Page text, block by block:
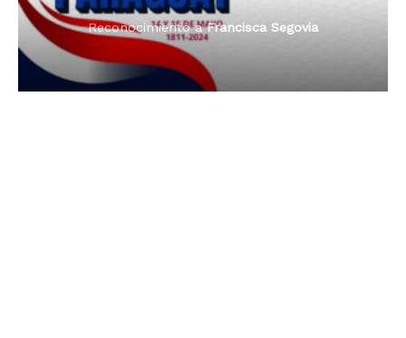
Dama de Oro 2024
Reconocimiento aFrancisca Segovia